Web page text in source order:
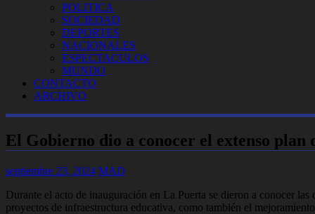
POLITICA
SOCIEDAD
DEPORTES
NACIONALES
ESPECTACULOS
MUNDO
CONTACTO
ARCHIVO
El Gobierno dio a conocer el extenso plan
septiembre 23, 2024 MAD
Durante el acto de inauguración en La Puerta se dieron a conocer
proyectos de infraestructura educativa, como también el